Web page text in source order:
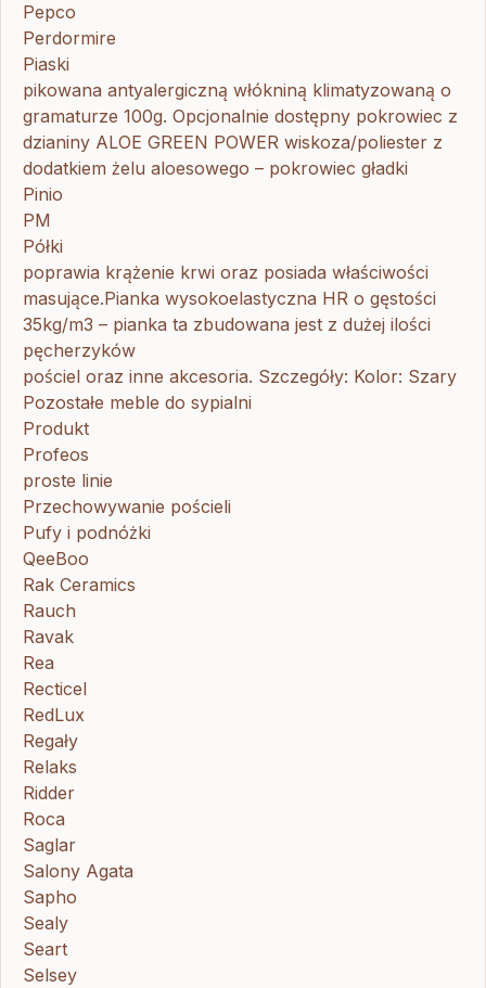
Pepco
Perdormire
Piaski
pikowana antyalergiczną włókniną klimatyzowaną o
gramaturze 100g. Opcjonalnie dostępny pokrowiec z
dzianiny ALOE GREEN POWER wiskoza/poliester z
dodatkiem żelu aloesowego – pokrowiec gładki
Pinio
PM
Półki
poprawia krążenie krwi oraz posiada właściwości
masujące.Pianka wysokoelastyczna HR o gęstości
35kg/m3 – pianka ta zbudowana jest z dużej ilości
pęcherzyków
pościel oraz inne akcesoria. Szczegóły: Kolor: Szary
Pozostałe meble do sypialni
Produkt
Profeos
proste linie
Przechowywanie pościeli
Pufy i podnóżki
QeeBoo
Rak Ceramics
Rauch
Ravak
Rea
Recticel
RedLux
Regały
Relaks
Ridder
Roca
Saglar
Salony Agata
Sapho
Sealy
Seart
Selsey